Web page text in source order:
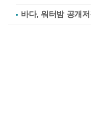
바다, 워터밤 공개